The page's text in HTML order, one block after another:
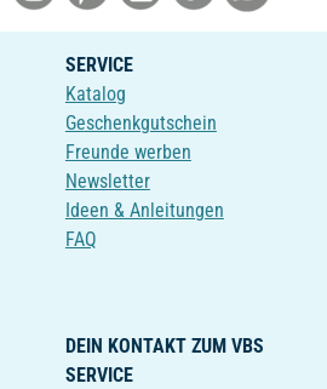
SERVICE
Katalog
Geschenkgutschein
Freunde werben
Newsletter
Ideen & Anleitungen
FAQ
DEIN KONTAKT ZUM VBS
SERVICE